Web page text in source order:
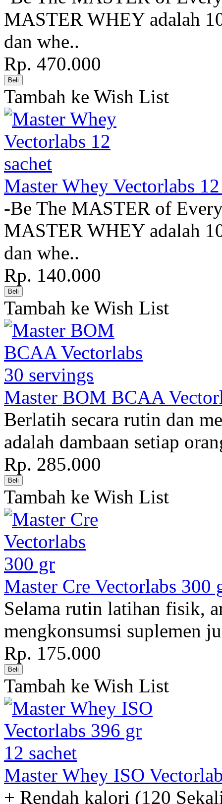
MASTER WHEY adalah
dan whe..
Rp. 470.000
Tambah ke Wish List
Master Whey Vectorlabs 12
-Be The MASTER of
MASTER WHEY adalah
dan whe..
Rp. 140.000
Tambah ke Wish List
Master BOM BCAA
Berlatih secara rutin dan
adalah dambaan setiap
Rp. 285.000
Tambah ke Wish List
Master Cre Vectorlabs 300
Selama rutin latihan fisik,
mengkonsumsi suplemen
Rp. 175.000
Tambah ke Wish List
Master Whey ISO
+ Rendah kalori (120